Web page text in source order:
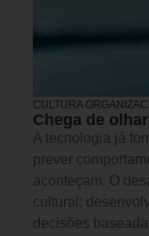
CULTURA
Chega de
A tecnologia já
prever
aconteçam. O
cultural:
decisões